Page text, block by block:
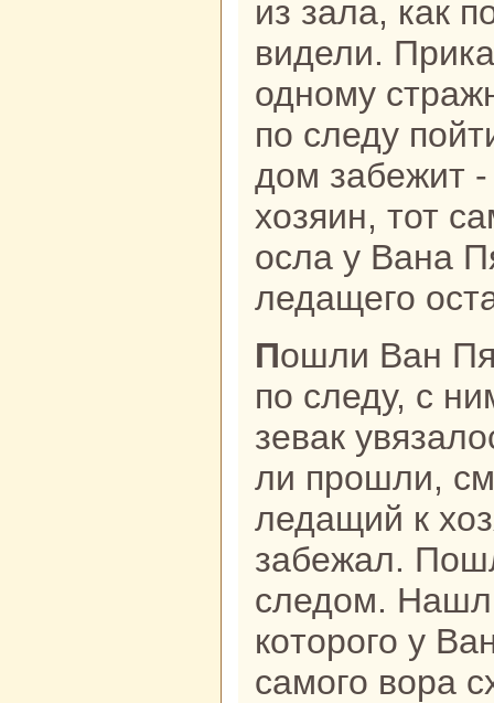
из зала, как
видели.
одному
по следу
дом забежит -
хозяин, тот
осла у Ванa
ледащего
Пошли Ван Пятый со стpaжникoм
по следу, с
зевак
ли прошли,
ледащий к
забежал.
следом.
кoторого у
caмого воpa